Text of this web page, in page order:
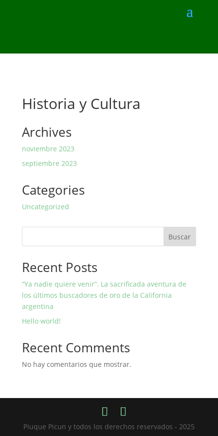
Historia y Cultura
Archives
noviembre 2023
septiembre 2023
Categories
Uncategorized
Buscar
Recent Posts
“Ya nadie quiere venir”. La sacrificada aventura de
los últimos buscadores de oro de la California
argentina
Hello world!
Recent Comments
No hay comentarios que mostrar.
Piuque Picun y todos los derechos reservados - 2025